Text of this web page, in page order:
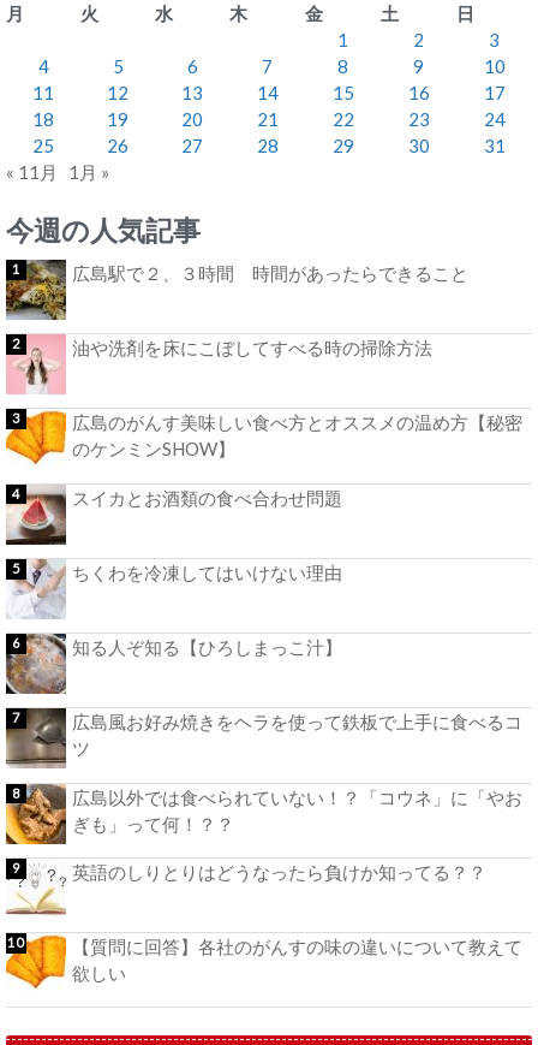
月
火 水 木 金 土
日
1
2
3
4
5 6 7 8 9
10
11
12 13 14 15 16
17
18
19 20 21 22 23
24
25
26 27 28 29 30
31
« 11月
1月 »
今週の人気記事
広島駅で２、３時間 時間があったらできること
油や洗剤を床にこぼしてすべる時の掃除方法
広島のがんす美味しい食べ方とオススメの温め方【秘密
のケンミンSHOW】
スイカとお酒類の食べ合わせ問題
ちくわを冷凍してはいけない理由
知る人ぞ知る【ひろしまっこ汁】
広島風お好み焼きをヘラを使って鉄板で上手に食べるコ
ツ
広島以外では食べられていない！？「コウネ」に「やお
ぎも」って何！？？
英語のしりとりはどうなったら負けか知ってる？？
【質問に回答】各社のがんすの味の違いについて教えて
欲しい